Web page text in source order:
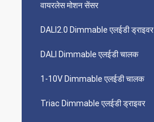
वायरलेस मोशन सेंसर
DALI2.0 Dimmable एलईडी ड्राइवर
DALI Dimmable एलईडी चालक
1-10V Dimmable एलईडी चालक
Triac Dimmable एलईडी ड्राइवर